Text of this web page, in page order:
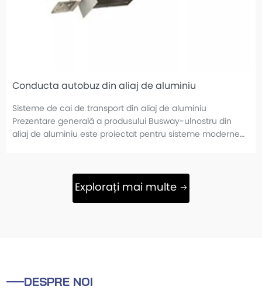
Conducta autobuz din aliaj de aluminiu
Sisteme de cai de transport din aliaj de aluminiu
Prezentare generală a produsului Busway-ulnostru din
aliaj de aluminiu este proiectat pentru sisteme moderne
Explorați mai multe
DESPRE NOI